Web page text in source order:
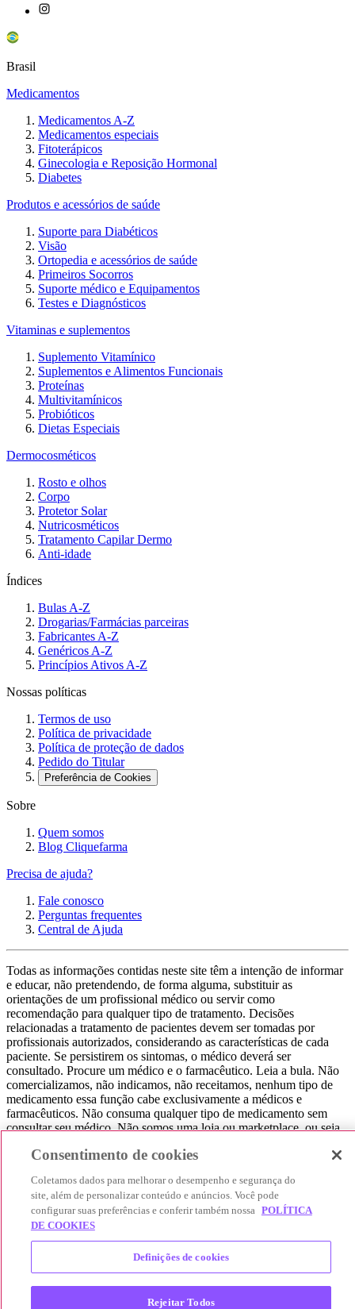
Brasil
Medicamentos
Medicamentos A-Z
Medicamentos especiais
Fitoterápicos
Ginecologia e Reposição Hormonal
Diabetes
Produtos e acessórios de saúde
Suporte para Diabéticos
Visão
Ortopedia e acessórios de saúde
Primeiros Socorros
Suporte médico e Equipamentos
Testes e Diagnósticos
Vitaminas e suplementos
Suplemento Vitamínico
Suplementos e Alimentos Funcionais
Proteínas
Multivitamínicos
Probióticos
Dietas Especiais
Dermocosméticos
Rosto e olhos
Corpo
Protetor Solar
Nutricosméticos
Tratamento Capilar Dermo
Anti-idade
Índices
Bulas A-Z
Drogarias/Farmácias parceiras
Fabricantes A-Z
Genéricos A-Z
Princípios Ativos A-Z
Nossas políticas
Termos de uso
Política de privacidade
Política de proteção de dados
Pedido do Titular
Preferência de Cookies
Sobre
Quem somos
Blog Cliquefarma
Precisa de ajuda?
Fale conosco
Perguntas frequentes
Central de Ajuda
Todas as informações contidas neste site têm a intenção de informar
e educar, não pretendendo, de forma alguma, substituir as
orientações de um profissional médico ou servir como
recomendação para qualquer tipo de tratamento. Decisões
relacionadas a tratamento de pacientes devem ser tomadas por
profissionais autorizados, considerando as características de cada
paciente. Se persistirem os sintomas, o médico deverá ser
consultado. Procure um médico e o farmacêutico. Leia a bula. Não
comercializamos, não indicamos, não receitamos, nenhum tipo de
medicamento essa função cabe exclusivamente a médicos e
farmacêuticos. Não consuma qualquer tipo de medicamento sem
consultar seu médico. Não somos uma loja ou marketplace, ou seja,
que você encontre o preço mais barato, comparando os preços de
experiência seja bem-sucedida, mas a finalização da compra
acontece nos sites das nossas lojas parceiras.
© 2025 Afya Participações S.A. - todos os direitos reservados.
Alameda Lorena, 269 - Jardim Paulista - São Paulo / SP - CEP.:
01424-001 - CNPJ 23.399.329/0002-53.
Consentimento de cookies
Coletamos dados para melhorar o desempenho e segurança do
site, além de personalizar conteúdo e anúncios. Você pode
configurar suas preferências e conferir também nossa POLÍTICA
DE COOKIES
Definições de cookies
Rejeitar Todos